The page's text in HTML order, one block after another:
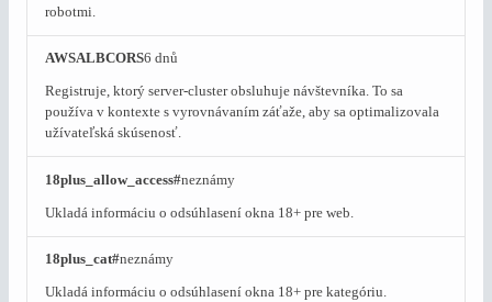
robotmi.
AWSALBCORS
Registruje, ktorý server-cluster obsluhuje návštevníka. To sa
používa v kontexte s vyrovnávaním záťaže, aby sa optimalizovala
užívateľská skúsenosť.
6 dnů
18plus_allow_access#
Ukladá informáciu o odsúhlasení okna 18+ pre web.
neznámy
18plus_cat#
Ukladá informáciu o odsúhlasení okna 18+ pre kategóriu.
neznámy